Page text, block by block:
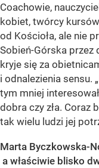
Coachowie,
kobiet, twórcy
od Kościoła, ale nie
Sobień-Górska przez
kryje się za
i odnalezienia sensu.
tym mniej
dobra czy zła. Coraz
tak wielu ludzi jej
Marta Byczkowska-
a właściwie blisko